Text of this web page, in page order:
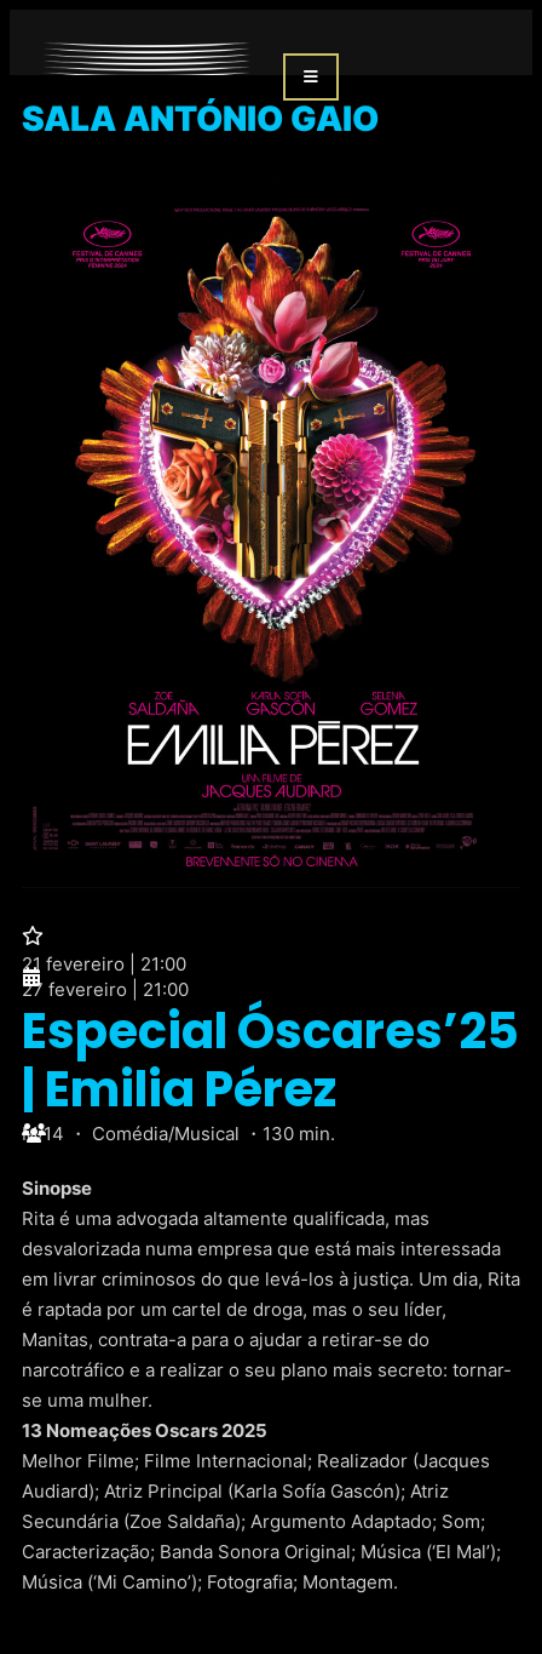
SALA ANTÓNIO GAIO
21 fevereiro | 21:00
27 fevereiro | 21:00
Especial Óscares’25
| Emilia Pérez
M/14 ・ Comédia/Musical ・130 min.
Sinopse
Rita é uma advogada altamente qualificada, mas
desvalorizada numa empresa que está mais interessada
em livrar criminosos do que levá-los à justiça. Um dia, Rita
é raptada por um cartel de droga, mas o seu líder,
Manitas, contrata-a para o ajudar a retirar-se do
narcotráfico e a realizar o seu plano mais secreto: tornar-
se uma mulher.
13 Nomeações Oscars 2025
Melhor Filme; Filme Internacional; Realizador (Jacques
Audiard); Atriz Principal (Karla Sofía Gascón); Atriz
Secundária (Zoe Saldaña); Argumento Adaptado; Som;
Caracterização; Banda Sonora Original; Música (‘El Mal’);
Música (‘Mi Camino’); Fotografia; Montagem.